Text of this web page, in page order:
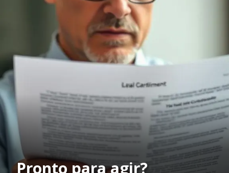
Pronto para agir?